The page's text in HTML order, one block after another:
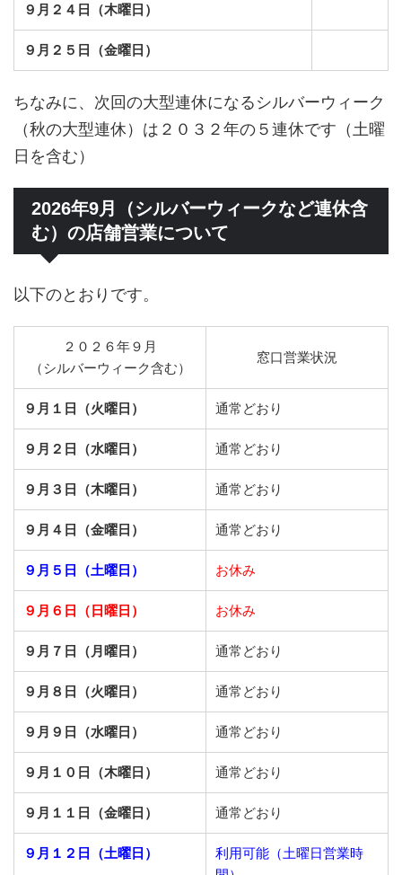
９月２４日（木曜日）
９月２５日（金曜日）
ちなみに、次回の大型連休になるシルバーウィーク
（秋の大型連休）は２０３２年の５連休です（土曜
日を含む）
2026年9月（シルバーウィークなど連休含
む）の店舗営業について
以下のとおりです。
２０２６年９月
（シルバーウィーク含む）
窓口営業状況
９月１日（火曜日） 通常どおり
９月２日（水曜日） 通常どおり
９月３日（木曜日） 通常どおり
９月４日（金曜日） 通常どおり
９月５日（土曜日） お休み
９月６日（日曜日） お休み
９月７日（月曜日） 通常どおり
９月８日（火曜日） 通常どおり
９月９日（水曜日） 通常どおり
９月１０日（木曜日） 通常どおり
９月１１日（金曜日） 通常どおり
９月１２日（土曜日）
利用可能（土曜日営業時